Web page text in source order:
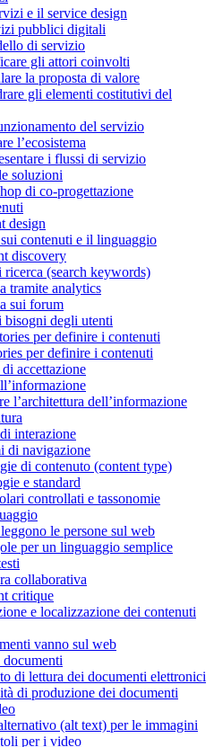
e il service design
pubblici digitali
di servizio
gli attori coinvolti
la proposta di valore
gli elementi costitutivi del
del servizio
l’ecosistema
i flussi di servizio
soluzioni
di co-progettazione
design
contenuti e il linguaggio
discovery
(search keywords)
tramite analytics
sui forum
bisogni degli utenti
per definire i contenuti
per definire i contenuti
accettazione
l’architettura dell’informazione
interazione
di navigazione
di contenuto (content type)
e standard
controllati e tassonomie
le persone sul web
per un linguaggio semplice
collaborativa
critique
e localizzazione dei contenuti
vanno sul web
di lettura dei documenti elettronici
di produzione dei documenti
(alt text) per le immagini
per i video